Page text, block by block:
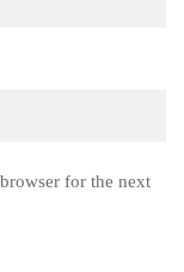
for the next